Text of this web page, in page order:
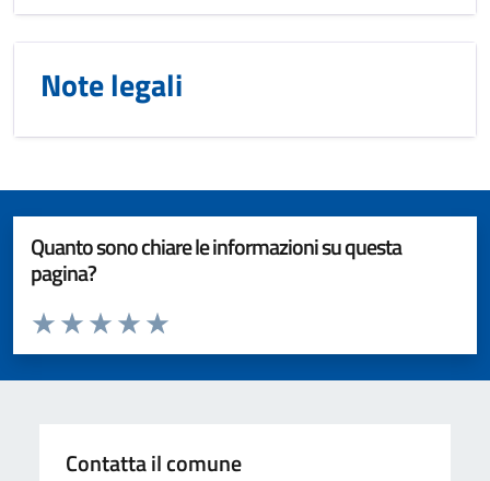
Note legali
Quanto sono chiare le informazioni su questa
pagina?
Valuta da 1 a 5 stelle la pagina
Valuta 5 stelle su 5
Valuta 4 stelle su 5
Valuta 3 stelle su 5
Valuta 2 stelle su 5
Valuta 1 stelle su 5
Contatta il comune